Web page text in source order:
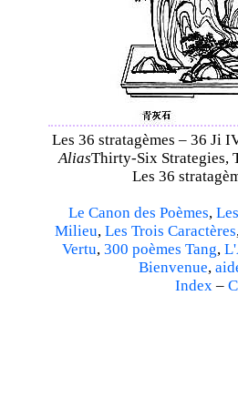
Les 36 stratagèmes – 36 Ji
AliasThirty-Six Strategies,
Les 36
Le Canon des Poèmes,
Milieu, Les Trois Caractères
Vertu, 300 poèmes Tang,
Bienvenue,
Index–